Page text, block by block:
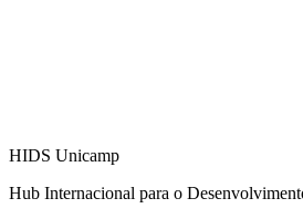
HIDS Unicamp
Hub Internacional para o